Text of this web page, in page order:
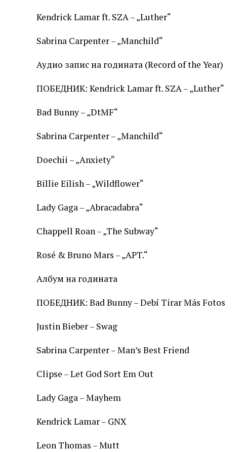
Kendrick Lamar ft. SZA – „Luther“
Sabrina Carpenter – „Manchild“
Аудио запис на годината (Record of the Year)
ПОБЕДНИК: Kendrick Lamar ft. SZA – „Luther“
Bad Bunny – „DtMF“
Sabrina Carpenter – „Manchild“
Doechii – „Anxiety“
Billie Eilish – „Wildflower“
Lady Gaga – „Abracadabra“
Chappell Roan – „The Subway“
Rosé & Bruno Mars – „APT.“
Албум на годината
ПОБЕДНИК: Bad Bunny – Debí Tirar Más Fotos
Justin Bieber – Swag
Sabrina Carpenter – Man’s Best Friend
Clipse – Let God Sort Em Out
Lady Gaga – Mayhem
Kendrick Lamar – GNX
Leon Thomas – Mutt